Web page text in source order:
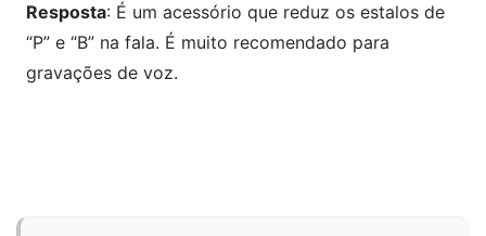
Resposta: É um acessório que reduz os estalos de
“P” e “B” na fala. É muito recomendado para
gravações de voz.